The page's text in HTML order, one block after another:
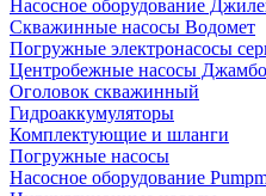
Насосное оборудование
Скважинные насосы Водомет
Погружные электронасосы
Центробежные насосы Джамбо
Оголовок скважинный
Гидроаккумуляторы
Комплектующие и шланги
Погружные насосы
Насосное оборудование